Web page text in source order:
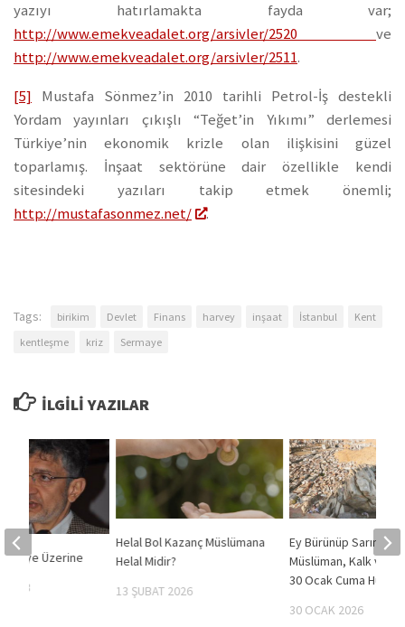
yazıyı hatırlamakta fayda var;
http://www.emekveadalet.org/arsivler/2520 ve
http://www.emekveadalet.org/arsivler/2511.
[5] Mustafa Sönmez’in 2010 tarihli Petrol-İş destekli
Yordam yayınları çıkışlı “Teğet’in Yıkımı” derlemesi
Türkiye’nin ekonomik krizle olan ilişkisini güzel
toparlamış. İnşaat sektörüne dair özellikle kendi
sitesindeki yazıları takip etmek önemli;
http://mustafasonmez.net/
.
Tags: birikim Devlet Finans harvey inşaat İstanbul
Kent
kentleşme
kriz Sermaye
İLGILI YAZILAR
Helal Bol Kazanç Müslümana
Helal Midir?
13 ŞUBAT 2026
Ey Bürünüp Sarınan
Müslüman, Kalk ve
30 Ocak Cuma
30 OCAK 2026
Üzerine
2023